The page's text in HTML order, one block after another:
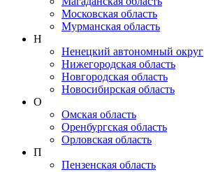
Московская область
Мурманская область
Н
Ненецкий автономный округ
Нижегородская область
Новгородская область
Новосибирская область
О
Омская область
Оренбургская область
Орловская область
П
Пензенская область